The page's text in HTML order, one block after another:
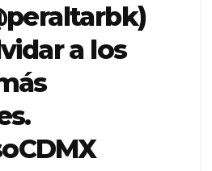
a los